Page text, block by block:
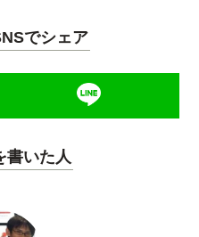
でシェア
書いた人